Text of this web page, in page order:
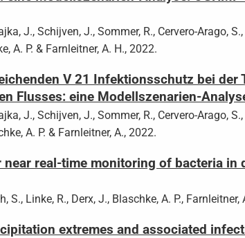
J., Schijven, J., Sommer, R., Cervero-Arago,
A. P. & Farnleitner, A. H., 2022.
V 21 Infektionsschutz bei
Flusses: eine Modellszenarien-
J., Schijven, J., Sommer, R., Cervero-Arago,
A. P. & Farnleitner, A., 2022.
real-time monitoring of bacteria in
S., Linke, R., Derx, J., Blaschke, A. P.,
extremes and associated